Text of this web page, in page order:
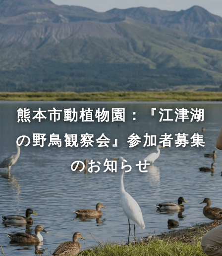
熊本市動植物園：『江津湖
の野鳥観察会』参加者募集
のお知らせ